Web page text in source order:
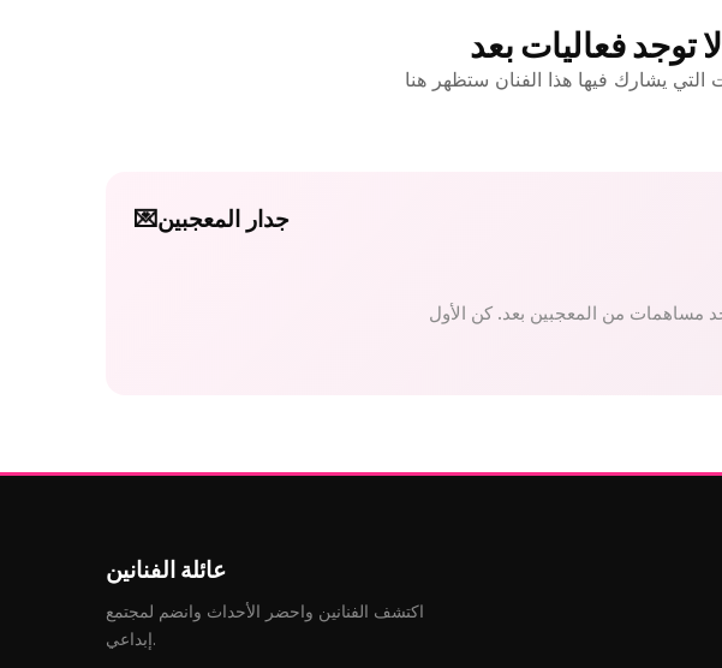
لا توجد فعاليات بعد
💌جدار المعجبين
عائلة الفنانين
اكتشف الفنانين واحضر الأحداث وانضم لمجتمع
إبداعي.